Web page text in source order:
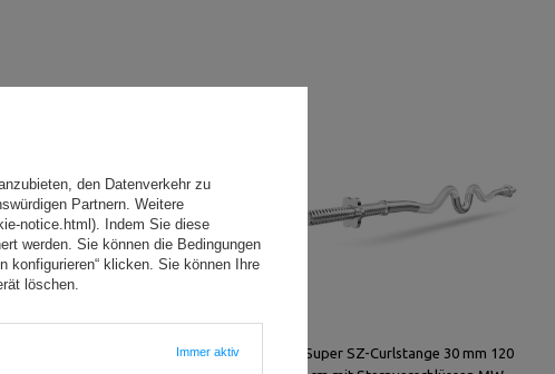
Set MWG2 | Langhantelstange
Super SZ-Curlstange 30 mm 120
den Datenverkehr zu
Partnern. Weitere
notice.html). Indem Sie diese
werden. Sie können die Bedingungen
konfigurieren“ klicken. Sie können Ihre
löschen.
Immer aktiv